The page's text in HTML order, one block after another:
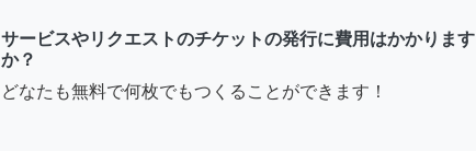
サービスやリクエストのチケットの発行に費用はかかります
か？
どなたも無料で何枚でもつくることができます！